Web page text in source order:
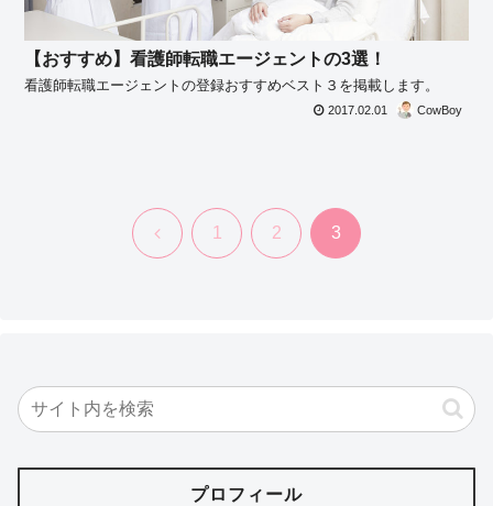
【おすすめ】看護師転職エージェントの3選！
看護師転職エージェントの登録おすすめベスト３を掲載します。
2017.02.01 CowBoy
前 1 2 3
プロフィール